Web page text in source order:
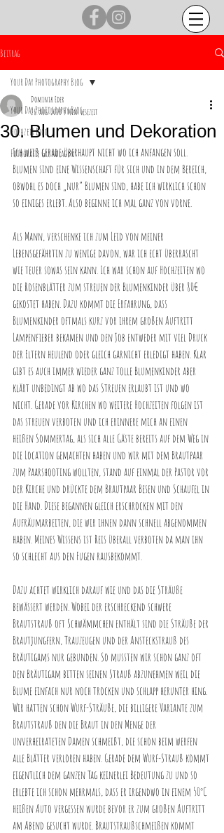
Beitrag
Your Day Photography Blog
Hochzeit Blog
Fotografie Grundlagen
Your Day Photography Blog
30. Blumen und Dekoration
Dominik Eder
26. Aug. 20205 Min. Lesezeit
Ich weiß gerade überhaupt nicht wo ich anfangen soll.
Blumen sind eine Wissenschaft für sich und in dem Bereich,
obwohl es doch „nur“ Blumen sind, habe ich wirklich schon
so einiges erlebt. Also beginne ich mal ganz von vorne.
Als Mann, verschenke ich zum Leid von meiner
Lebensgefährtin zu wenige davon, war ich echt überrascht
wie teuer sowas sein kann. Ich war schon auf Hochzeiten wo
die Rosenblätter zum streuen der Blumenkinder über 80€
gekostet haben. Dazu kommt die Erfahrung, dass
Blumenkinder oftmals kurz vor ihrem großen Auftritt
Lampenfieber bekamen und den Job entweder mit viel Druck
der Eltern heulend oder gleich garnicht erledigt haben. Klar
gibt es auch immer wieder ganz tolle Blumenkinder aber
klärt unbedingt ab wo das Streuen erlaubt ist und wo
nicht. Gerade vor Kirchen wo weitere Hochzeiten folgen ist
das streuen verboten und ich erinnere mich an einen
heißen Sommertag, als sich alle Gäste bereits auf dem Weg in
die Location gemachten haben und wir mit dem Brautpaar
zum Paarshooting wollten, stand auf einmal der Pastor vor
der Kirche und drückte dem Brautpaar Besen und Schaufel in
die Hand. Diese begannen gleich erschrocken mit den
Aufräumarbeiten, die wir ihnen dann schnell abgenommen
haben. Meines Wissens ist Reis überall verboten da man ihn
so schlecht aus den Fugen rausbekommt.
Dazu achtet wirklich darauf wie und das die Sträuße
bewässert werden. Wobei der erschreckend schwere
Brautstrauß oft Schwämmchen enthält sind die Sträuße der
Brautjungfern, Trauzeugen und der Ansteckstrauß des
Bräutigams nur gebunden. So mussten wir schon ganz oft
den Bräutigam bitten seinen Strauß abzunehmen weil die
Blume einfach nur noch trocken und schlapp herunter hing.
Wir hatten schon Wurf-Sträuße, die billigere Variante zum
Brautstrauß den die Braut in den Menge der
unverheirateten Damen schmeißt, die schon beim werfen
alle Blätter verloren haben. Gerade dem Wurf-Strauß kommt
eigentlich dem ganzen Tag keinerlei Bedeutung zu und so
erlebte ich schon mehrmals, dass er irgendwo in einem 50°C
heißen Auto vergessen wurde bevor er zum großen Auftritt
am Abend gesucht wurde. Brautstraußschmeißen kommt